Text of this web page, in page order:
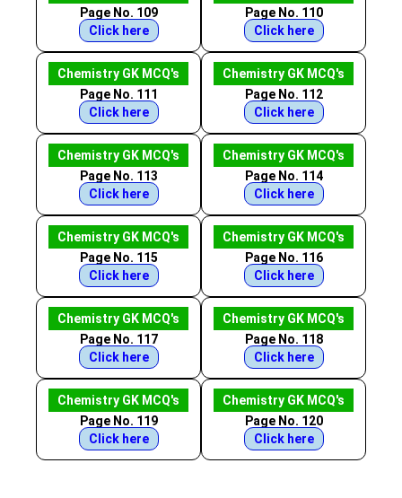
Page No. 109
Click here
Page No. 110
Click here
Chemistry GK MCQ's
Page No. 111
Click here
Chemistry GK MCQ's
Page No. 112
Click here
Chemistry GK MCQ's
Page No. 113
Click here
Chemistry GK MCQ's
Page No. 114
Click here
Chemistry GK MCQ's
Page No. 115
Click here
Chemistry GK MCQ's
Page No. 116
Click here
Chemistry GK MCQ's
Page No. 117
Click here
Chemistry GK MCQ's
Page No. 118
Click here
Chemistry GK MCQ's
Page No. 119
Click here
Chemistry GK MCQ's
Page No. 120
Click here